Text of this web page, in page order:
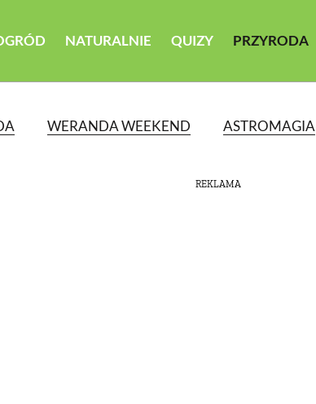
NATURALNIE QUIZY PRZYRODA
WERANDA WEEKEND ASTROMAGIA
REKLAMA